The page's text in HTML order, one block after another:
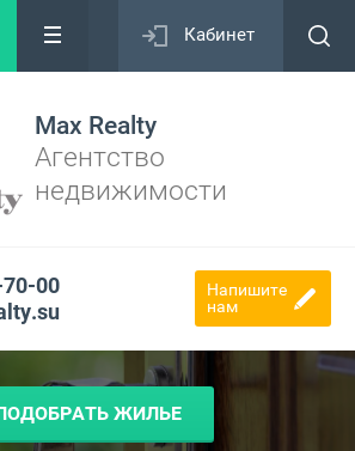
Кабинет
Max Realty
Агентство
недвижимости
00
Напишите
нам
ЖИЛЬЕ